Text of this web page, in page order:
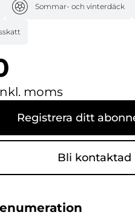
Sommar- och vinterdäck
moms
Registrera ditt
Bli kontaktad